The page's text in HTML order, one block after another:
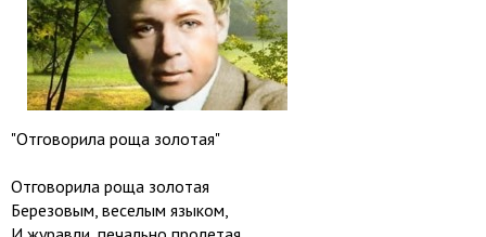
"Отговорила роща золотая"
Отговорила роща золотая
Березовым, веселым языком,